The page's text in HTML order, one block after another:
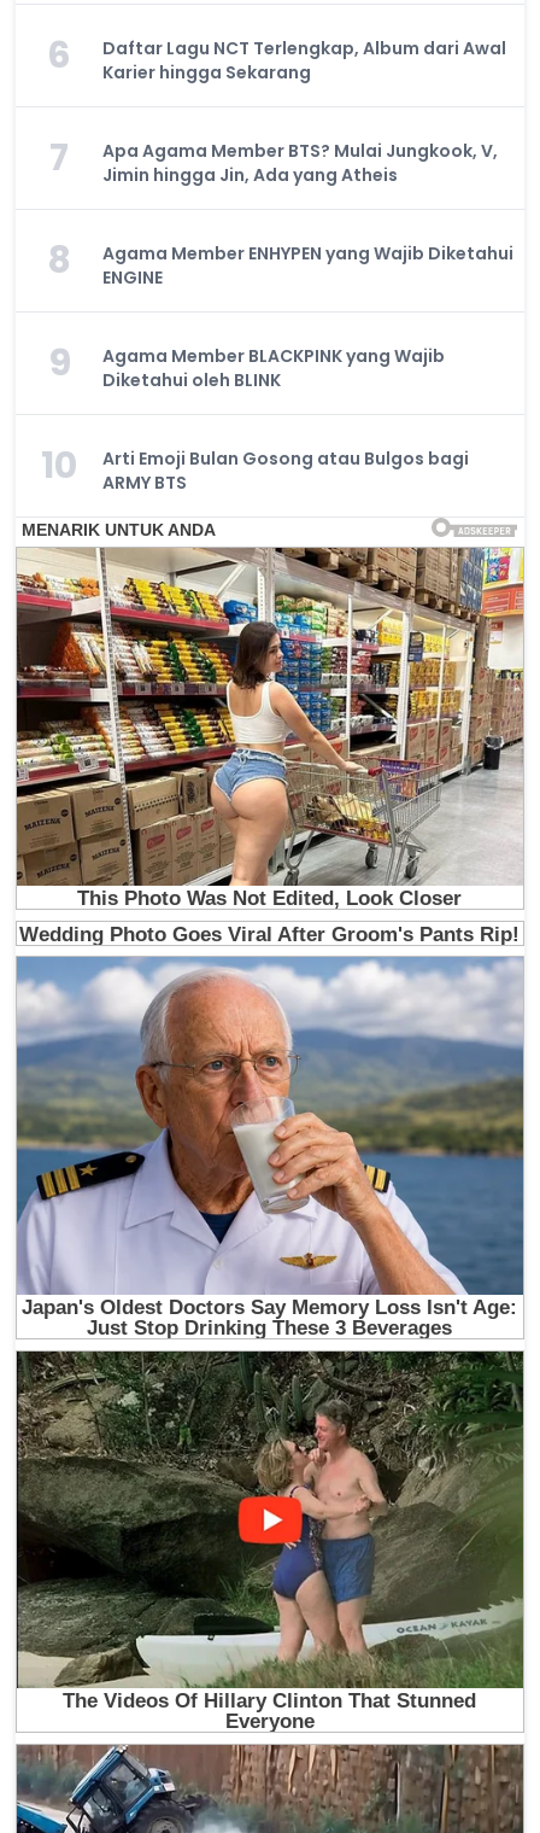
6
Daftar Lagu NCT Terlengkap, Album dari Awal
Karier hingga Sekarang
7
Apa Agama Member BTS? Mulai Jungkook, V,
Jimin hingga Jin, Ada yang Atheis
8
Agama Member ENHYPEN yang Wajib Diketahui
ENGINE
9
Agama Member BLACKPINK yang Wajib
Diketahui oleh BLINK
10
Arti Emoji Bulan Gosong atau Bulgos bagi
ARMY BTS